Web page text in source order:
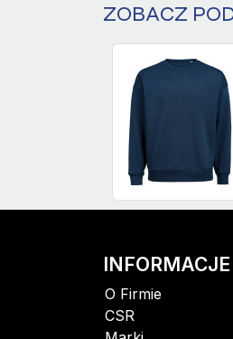
ZOBACZ
INFORMACJE
O Firmie
CSR